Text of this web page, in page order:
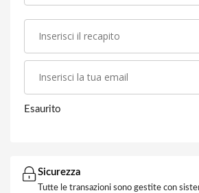
Esaurito
Sicurezza
Tutte le transazioni sono gestite con